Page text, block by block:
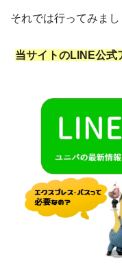
それでは行ってみまし
当サイトのLINE公式